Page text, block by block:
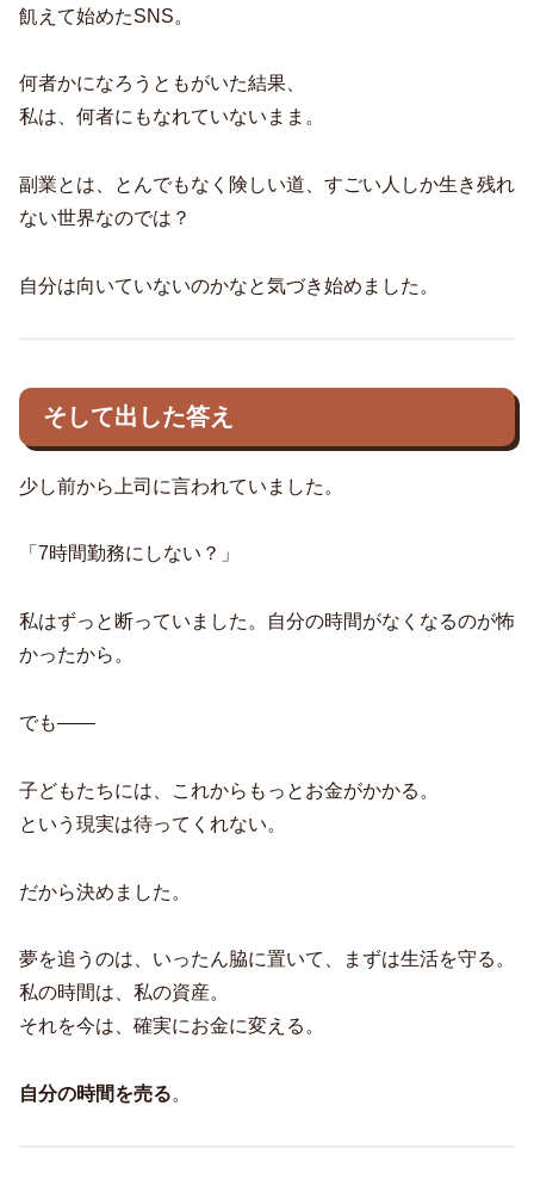
飢えて始めたSNS。
何者かになろうともがいた結果、
私は、何者にもなれていないまま。
副業とは、とんでもなく険しい道、すごい人しか生き残れ
ない世界なのでは？
自分は向いていないのかなと気づき始めました。
そして出した答え
少し前から上司に言われていました。
「7時間勤務にしない？」
私はずっと断っていました。自分の時間がなくなるのが怖
かったから。
でも――
子どもたちには、これからもっとお金がかかる。
という現実は待ってくれない。
だから決めました。
夢を追うのは、いったん脇に置いて、まずは生活を守る。
私の時間は、私の資産。
それを今は、確実にお金に変える。
自分の時間を売る。